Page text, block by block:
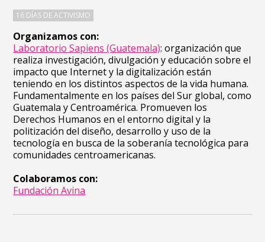
Organizamos con:
Laboratorio Sapiens (Guatemala):organización que
realiza investigación, divulgación y educación sobre el
impacto que Internet y la digitalización están
teniendo en los distintos aspectos de la vida humana.
Fundamentalmente en los países del Sur global, como
Guatemala y Centroamérica. Promueven los
Derechos Humanos en el entorno digital y la
politización del diseño, desarrollo y uso de la
tecnología en busca de la soberanía tecnológica para
comunidades centroamericanas.
Colaboramos con:
Fundación Avina
16 DÍAS DE ACTIVISMO